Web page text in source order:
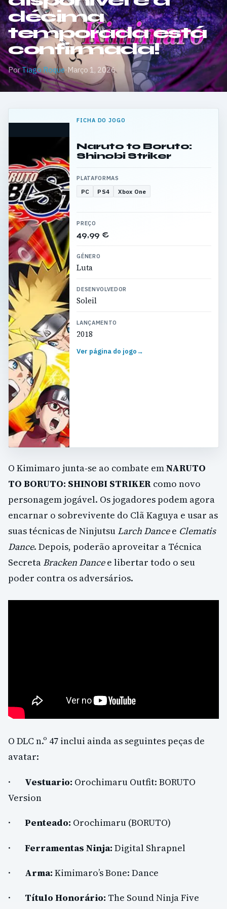
décima
temporada está
confirmada!
PorTiago Roque· Março 1, 2026
FICHA DO JOGO
Naruto to Boruto:
Shinobi Striker
PLATAFORMAS
PC PS4 Xbox One
PREÇO
49,99 €
GÉNERO
Luta
DESENVOLVEDOR
Soleil
LANÇAMENTO
2018
Ver página do jogo→
O Kimimaro junta‑se ao combate emNARUTO
TO BORUTO: SHINOBI STRIKER como novo
personagem jogável. Os jogadores podem agora
encarnar o sobrevivente do Clã Kaguya e usar as
suas técnicas de NinjutsuLarch Dancee Clematis
Dance. Depois, poderão aproveitar a Técnica
SecretaBracken Dancee libertar todo o seu
poder contra os adversários.
O DLC n.º 47 inclui ainda as seguintes peças de
avatar:
· Vestuario: Orochimaru Outfit: BORUTO
Version
· Penteado: Orochimaru (BORUTO)
· Ferramentas Ninja: Digital Shrapnel
· Arma: Kimimaro’s Bone: Dance
· Título Honorário: The Sound Ninja Five